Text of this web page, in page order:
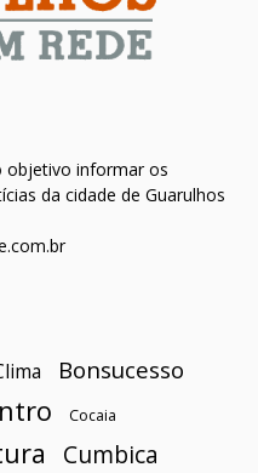
informar os
da cidade de Guarulhos
Bonsucesso
Cocaia
Cumbica